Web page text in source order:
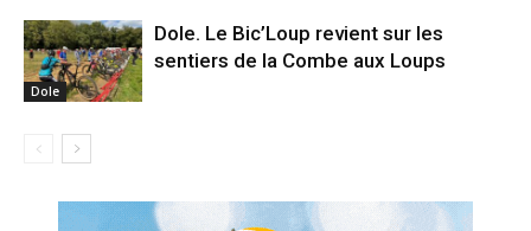
Dole
Dole. Le Bic’Loup revient sur les
sentiers de la Combe aux Loups